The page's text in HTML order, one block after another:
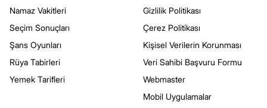
Namaz Vakitleri
Seçim Sonuçları
Şans Oyunları
Rüya Tabirleri
Yemek Tarifleri
Gizlilik Politikası
Çerez Politikası
Kişisel Verilerin Korunması
Veri Sahibi Başvuru Formu
Webmaster
Mobil Uygulamalar